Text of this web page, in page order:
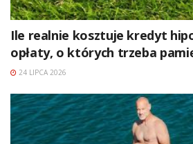
Ile realnie kosztuje kredyt
opłaty, o których trzeba
24 LIPCA 2026